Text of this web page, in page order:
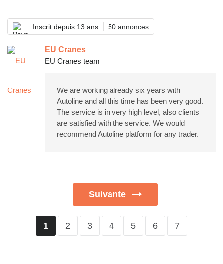
Inscrit depuis 13 ans 50 annonces
EU Cranes
EU Cranes team
We are working already six years with
Autoline and all this time has been very good.
The service is in very high level, also clients
are satisfied with the service. We would
recommend Autoline platform for any trader.
Suivante
1 2 3 4 5 6 7